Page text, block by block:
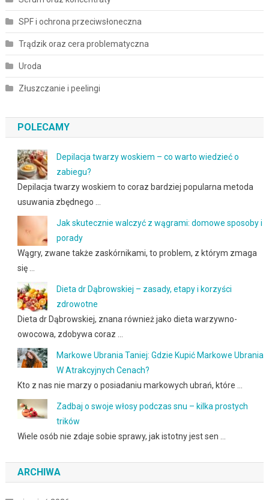
SPF i ochrona przeciwsłoneczna
Trądzik oraz cera problematyczna
Uroda
Złuszczanie i peelingi
POLECAMY
Depilacja twarzy woskiem – co warto wiedzieć o
zabiegu?
Depilacja twarzy woskiem to coraz bardziej popularna metoda
usuwania zbędnego …
Jak skutecznie walczyć z wągrami: domowe sposoby i
porady
Wągry, zwane także zaskórnikami, to problem, z którym zmaga
się …
Dieta dr Dąbrowskiej – zasady, etapy i korzyści
zdrowotne
Dieta dr Dąbrowskiej, znana również jako dieta warzywno-
owocowa, zdobywa coraz …
Markowe Ubrania Taniej: Gdzie Kupić Markowe Ubrania
W Atrakcyjnych Cenach?
Kto z nas nie marzy o posiadaniu markowych ubrań, które …
Zadbaj o swoje włosy podczas snu – kilka prostych
trików
Wiele osób nie zdaje sobie sprawy, jak istotny jest sen …
ARCHIWA